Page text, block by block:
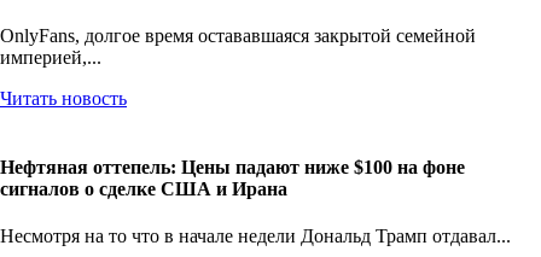
OnlyFans, долгое время остававшаяся закрытой семейной
империей,...
Читать новость
Нефтяная оттепель: Цены падают ниже $100 на фоне
сигналов о сделке США и Ирана
Несмотря на то что в начале недели Дональд Трамп отдавал...